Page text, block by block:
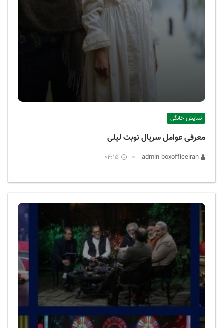
نمایش خانگی
معرفی عوامل سریال نوبت لیلی
04:15